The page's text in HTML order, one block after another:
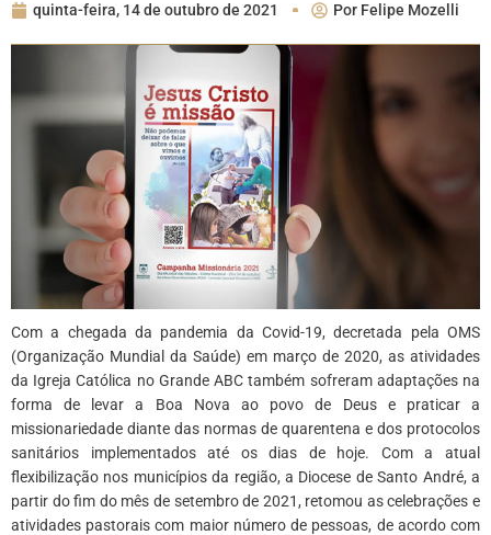
quinta-feira, 14 de outubro de 2021 Por Felipe Mozelli
Com a chegada da pandemia da Covid-19, decretada pela OMS
(Organização Mundial da Saúde) em março de 2020, as atividades
da Igreja Católica no Grande ABC também sofreram adaptações na
forma de levar a Boa Nova ao povo de Deus e praticar a
missionariedade diante das normas de quarentena e dos protocolos
sanitários implementados até os dias de hoje. Com a atual
flexibilização nos municípios da região, a Diocese de Santo André, a
partir do fim do mês de setembro de 2021, retomou as celebrações e
atividades pastorais com maior número de pessoas, de acordo com